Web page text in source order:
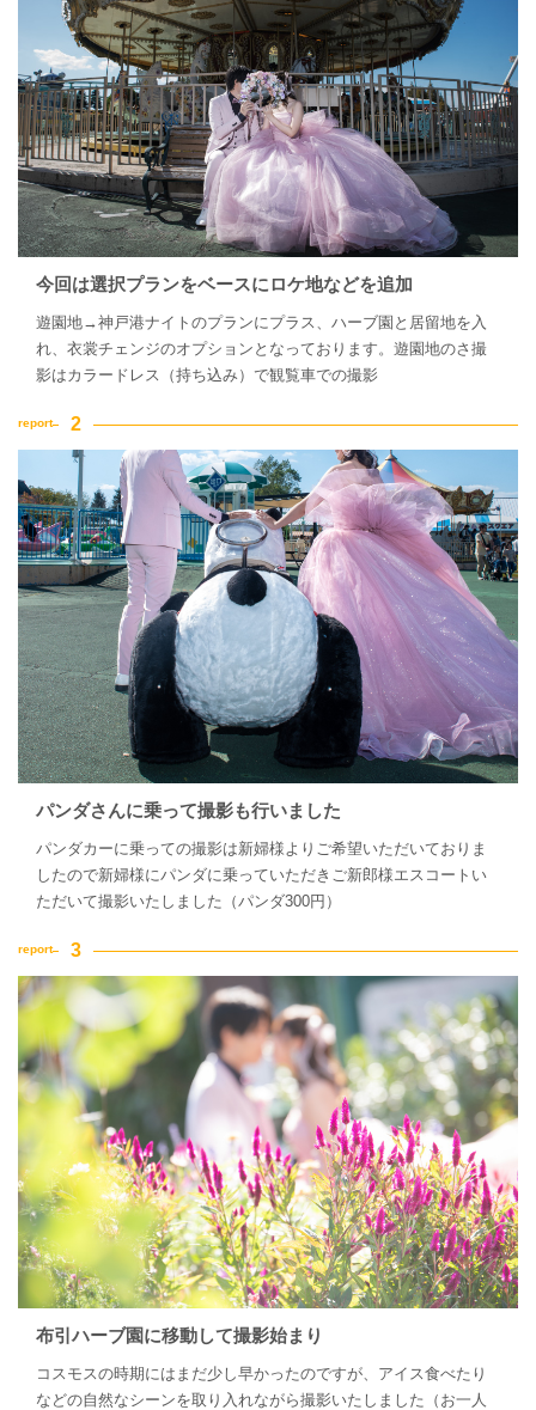
今回は選択プランをベースにロケ地などを追加
遊園地→神戸港ナイトのプランにプラス、ハーブ園と居留地を入
れ、衣裳チェンジのオプションとなっております。遊園地のさ撮
影はカラードレス（持ち込み）で観覧車での撮影
パンダさんに乗って撮影も行いました
パンダカーに乗っての撮影は新婦様よりご希望いただいておりま
したので新婦様にパンダに乗っていただきご新郎様エスコートい
ただいて撮影いたしました（パンダ300円）
布引ハーブ園に移動して撮影始まり
コスモスの時期にはまだ少し早かったのですが、アイス食べたり
などの自然なシーンを取り入れながら撮影いたしました（お一人